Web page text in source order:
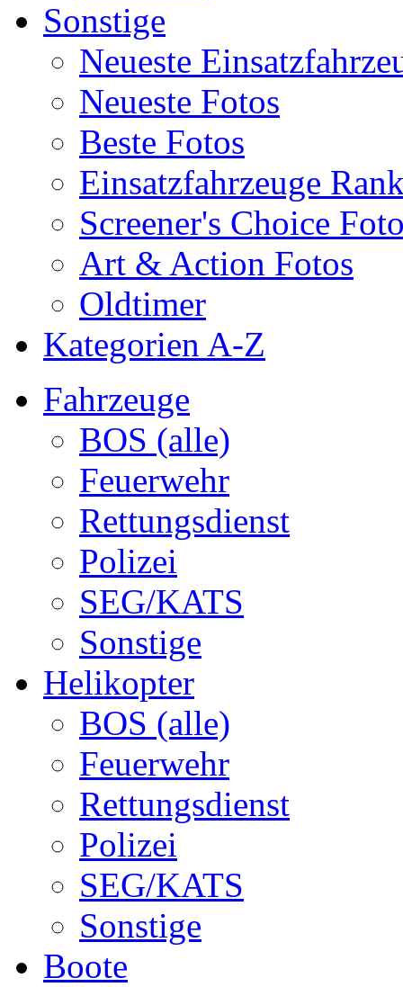
Sonstige
Neueste
Neueste Fotos
Beste Fotos
Einsatzfahrzeuge
Screener's Choice
Art & Action Fotos
Oldtimer
Kategorien A-Z
Fahrzeuge
BOS (alle)
Feuerwehr
Rettungsdienst
Polizei
SEG/KATS
Sonstige
Helikopter
BOS (alle)
Feuerwehr
Rettungsdienst
Polizei
SEG/KATS
Sonstige
Boote